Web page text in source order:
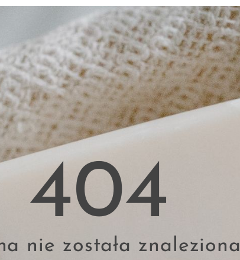
404
nie została znaleziona